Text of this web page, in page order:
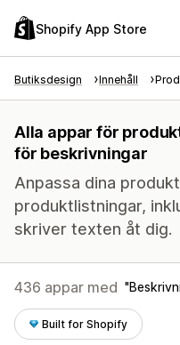
Shopify App Store
Butiksdesign Innehåll
Alla appar för
för beskrivningar
Anpassa dina
produktlistningar,
skriver texten åt dig.
436 appar med
Built for Shopify